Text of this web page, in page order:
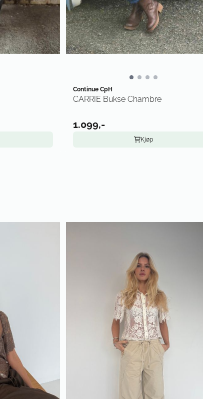
Continue CpH
CARRIE Bukse Chambre
1.099,-
Kjøp